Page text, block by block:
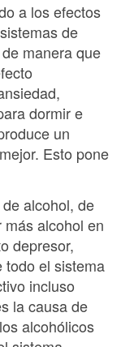
a los efectos
de
manera que
dormir e
un
Esto pone
alcohol, de
alcohol en
depresor,
todo el sistema
incluso
la causa de
alcohólicos